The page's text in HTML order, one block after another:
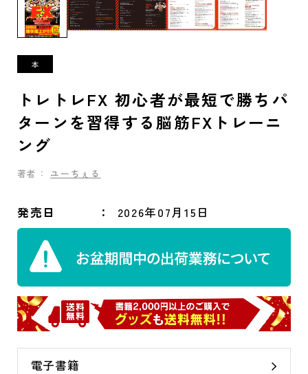
トレトレFX 初心者が最短で勝ちパ
ターンを習得する脳筋FXトレーニ
ング
著者： ユーちぇる
発売日 2026年07月15日
電子書籍